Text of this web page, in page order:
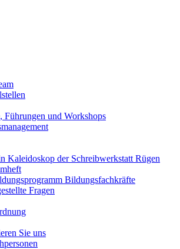
Führungen und Workshops
Kaleidoskop der Schreibwerkstatt Rügen
Bildungsfachkräfte
Fragen
Sie uns